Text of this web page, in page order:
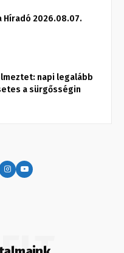
Híradó 2026.08.07.
napi legalább
a sürgősségin